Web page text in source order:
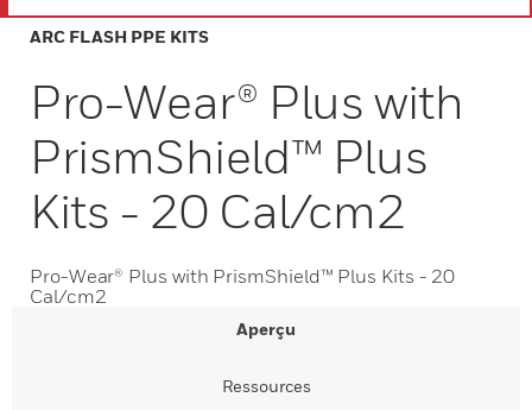
ARC FLASH PPE KITS
Pro-Wear® Plus with
PrismShield™ Plus
Kits - 20 Cal/cm2
Pro-Wear® Plus with PrismShield™ Plus Kits - 20
Cal/cm2
Aperçu
Ressources